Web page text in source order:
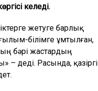
келеді.
жетуге барлық
білімге ұмтылған,
бәрі жастардың
– деді. Расында, қазіргі